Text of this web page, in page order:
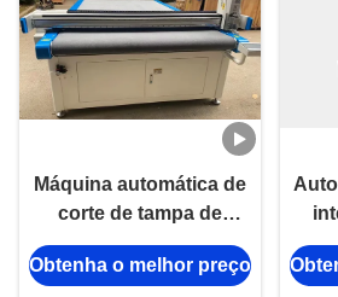
Máquina automática de
corte de tampa de
cadeirinha de carro
Máquina de corte de
Obtenha o melhor preço
de